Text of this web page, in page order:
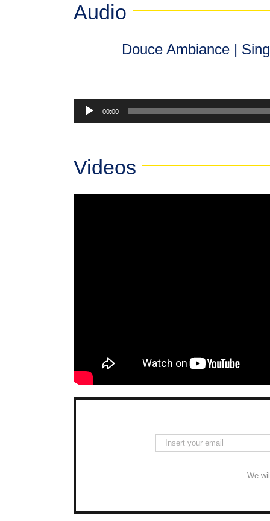
Audio
Douce Ambiance |
Lecteur
audio
00:00
Videos
We